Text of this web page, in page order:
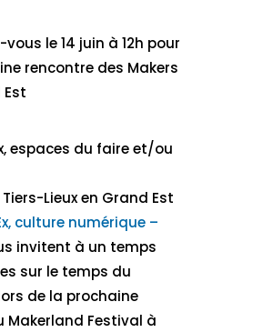
vous le 14 juin à 12h pour
rencontre des Makers
espaces du faire et/ou
Lieux en Grand Est
culture numérique –
invitent à un temps
sur le temps du
de la prochaine
Makerland Festival à